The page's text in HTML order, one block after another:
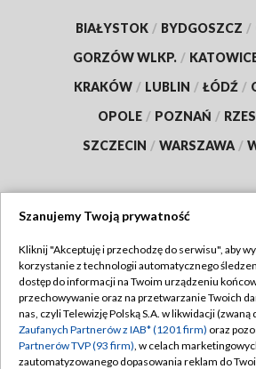
BIAŁYSTOK / BYDGOSZCZ /
GORZÓW WLKP. /
KRAKÓW / LUBLIN / ŁÓDŹ /
OPOLE / POZNAŃ /
SZCZECIN / WARSZAWA /
TVP
Abonament TVP
Emisja w TVP
Centrum informacji TVP
Regulamin TVP
Polityka
Moje zgody
Szanujemy Twoją prywatność
Kliknij "Akceptuję i przechodzę do serwisu", aby
korzystanie z technologii automatycznego
dostęp do informacji na Twoim urządzeniu
przechowywanie oraz na przetwarzanie Twoich
nas, czyli Telewizję Polską S.A. w likwidacji (zwaną
Zaufanych Partnerów z IAB* (1201 firm) oraz
Partnerów TVP (93 firm), w celach
zautomatyzowanego dopasowania reklam do